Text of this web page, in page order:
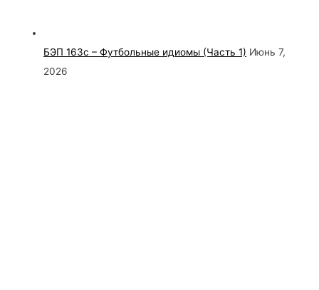
БЭП 163с – Футбольные идиомы (Часть 1) Июнь 7,
2026